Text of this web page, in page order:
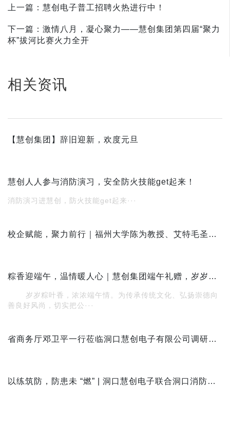
上一篇：慧创电子普工招聘火热进行中！
下一篇：激情八月，凝心聚力——慧创集团第四届“聚力
杯”拔河比赛火力全开
相关资讯
【慧创集团】辞旧迎新，欢度元旦
慧创人人参与消防演习，安全防火技能get起来！
消防演习进慧创，防火技能get起来···
校企赋能，聚力前行｜福州大学陈为教授、艾特毛圣华董事长一行莅临慧创电子参观指导
粽香迎端午，温情暖人心｜慧创集团端午礼赠，岁岁安康
岁岁粽叶香，浓浓端午情。为传承传统文化、弘扬崇德向
善良好风尚，切实把公···
省商务厅邓卫平一行莅临洞口慧创电子有限公司调研指导
以练筑防，防患未 “燃” | 洞口慧创电子联合洞口消防大队开展消防应急演练